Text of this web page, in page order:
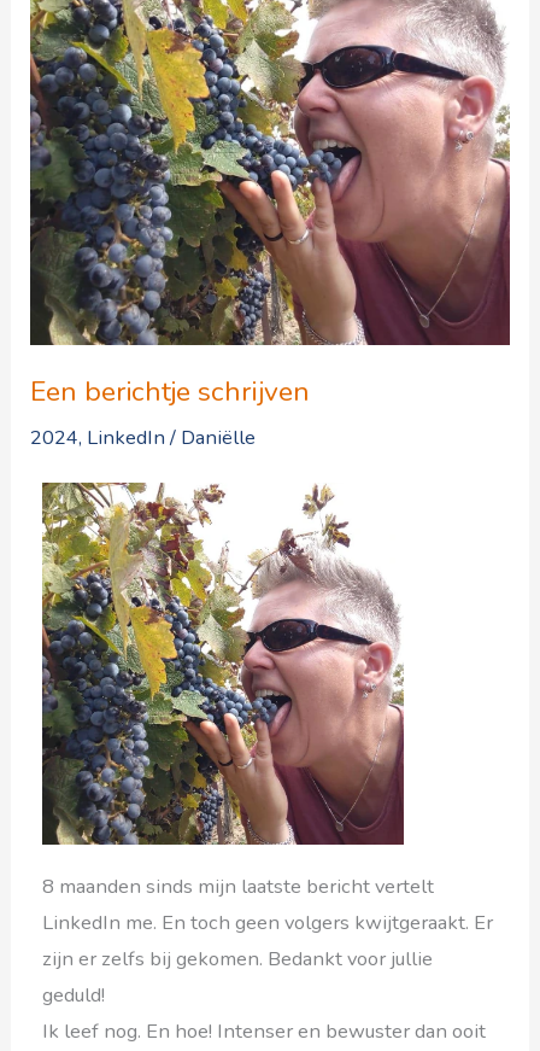
Een berichtje schrijven
2024, LinkedIn / Daniëlle
8 maanden sinds mijn laatste bericht vertelt
LinkedIn me. En toch geen volgers kwijtgeraakt. Er
zijn er zelfs bij gekomen. Bedankt voor jullie
geduld!
Ik leef nog. En hoe! Intenser en bewuster dan ooit